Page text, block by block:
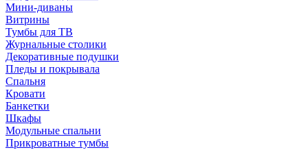
Мини-диваны
Витрины
Тумбы для ТВ
Журнальные столики
Декоративные подушки
Пледы и покрывала
Спальня
Кровати
Банкетки
Шкафы
Модульные спальни
Прикроватные тумбы